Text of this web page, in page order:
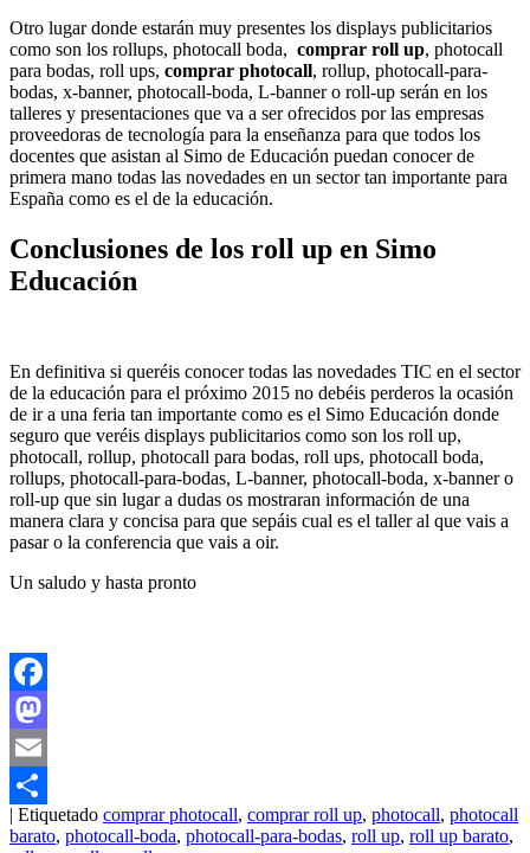
Otro lugar donde estarán muy presentes los displays publicitarios
como son los rollups, photocall boda, comprar roll up, photocall
para bodas, roll ups, comprar photocall, rollup, photocall-para-
bodas, x-banner, photocall-boda, L-banner o roll-up serán en los
talleres y presentaciones que va a ser ofrecidos por las empresas
proveedoras de tecnología para la enseñanza para que todos los
docentes que asistan al Simo de Educación puedan conocer de
primera mano todas las novedades en un sector tan importante para
España como es el de la educación.
Conclusiones de los roll up en Simo
Educación
En definitiva si queréis conocer todas las novedades TIC en el sector
de la educación para el próximo 2015 no debéis perderos la ocasión
de ir a una feria tan importante como es el Simo Educación donde
seguro que veréis displays publicitarios como son los roll up,
photocall, rollup, photocall para bodas, roll ups, photocall boda,
rollups, photocall-para-bodas, L-banner, photocall-boda, x-banner o
roll-up que sin lugar a dudas os mostraran información de una
manera clara y concisa para que sepáis cual es el taller al que vais a
pasar o la conferencia que vais a oir.
Un saludo y hasta pronto
Facebook
Mastodon
Email
Compartir
| Etiquetado comprar photocall, comprar roll up, photocall, photocall
barato, photocall-boda, photocall-para-bodas, roll up, roll up barato,